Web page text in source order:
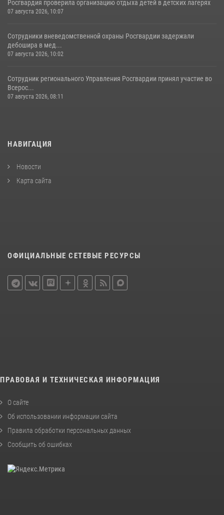
Росгвардия проверила организацию отдыха детей в детских лагерях
07 августа 2026, 10:07
Сотрудники вневедомственной охраны Росгвардии задержали
дебошира в мед...
07 августа 2026, 10:02
Сотрудник регионального Управления Росгвардии принял участие во
Всерос...
07 августа 2026, 08:11
НАВИГАЦИЯ
Новости
Карта сайта
ОФИЦИАЛЬНЫЕ СЕТЕВЫЕ РЕСУРСЫ
ПРАВОВАЯ И ТЕХНИЧЕСКАЯ ИНФОРМАЦИЯ
О сайте
Об использовании информации сайта
Правила обработки персональных данных
Сообщить об ошибках